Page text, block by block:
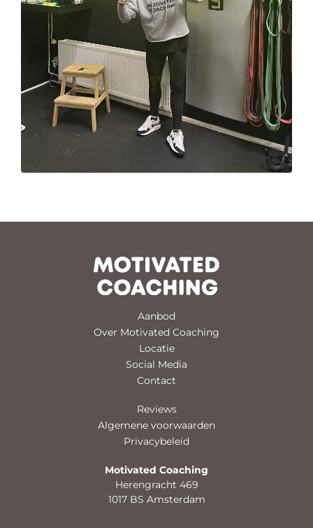
Aanbod
Over Motivated Coaching
Locatie
Social Media
Contact
Reviews
Algemene voorwaarden
Privacybeleid
Motivated Coaching
Herengracht 469
1017 BS Amsterdam